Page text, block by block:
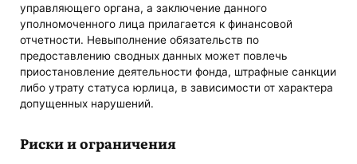
управляющего органа, а заключение данного
уполномоченного лица прилагается к финансовой
отчетности. Невыполнение обязательств по
предоставлению сводных данных может повлечь
приостановление деятельности фонда, штрафные санкции
либо утрату статуса юрлица, в зависимости от характера
допущенных нарушений.
Риски и ограничения